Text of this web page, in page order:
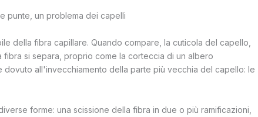
della fibra capillare. Quando compare, la cuticola del capello,
si separa, proprio come la corteccia di un albero
all'invecchiamento della parte più vecchia del capello: le
forme: una scissione della fibra in due o più ramificazioni,